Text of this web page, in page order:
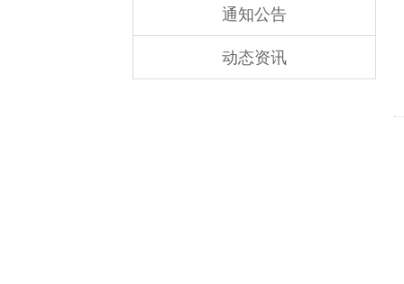
通知公告
动态资讯